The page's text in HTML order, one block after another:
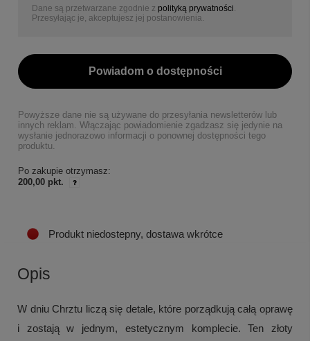
Dane są przetwarzane zgodnie z polityką prywatności
Przesyłając je, akceptujesz jej postanowienia.
Powiadom o dostępności
Powyższe dane nie są używane do przesyłania newsletterów lub
innych reklam. Włączając powiadomienie zgadzasz się jedynie na
wysłanie jednorazowo informacji o ponownej dostępności tego
produktu.
Po zakupie otrzymasz:
200,00 pkt.
Produkt niedostepny, dostawa wkrótce
Opis
W dniu Chrztu liczą się detale, które porządkują całą oprawę
i zostają w jednym, estetycznym komplecie. Ten złoty